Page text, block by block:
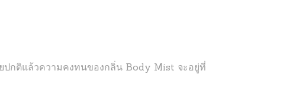
กติแล้วความคงทนของกลิ่น Body Mist จะอยู่ที่